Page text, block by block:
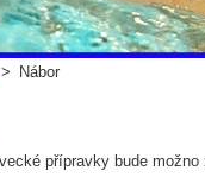
> Nábor
přípravky bude